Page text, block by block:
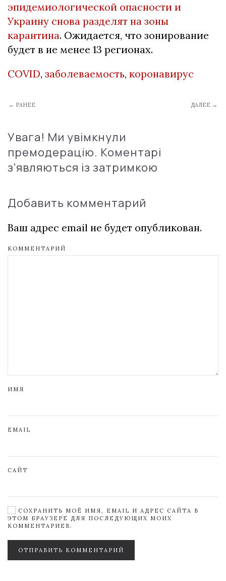
эпидемиологической опасности и
Украину снова разделят на зоны
карантина. Ожидается, что зонирование
будет в не менее 13 регионах.
COVID, заболеваемость, коронавирус
← РАНЕЕ ДАЛЕЕ →
Увага! Ми увімкнули
премодерацію. Коментарі
з'являються із затримкою
Добавить комментарий
Ваш адрес email не будет опубликован.
КОММЕНТАРИЙ
ИМЯ
EMAIL
САЙТ
СОХРАНИТЬ МОЁ ИМЯ, EMAIL И АДРЕС САЙТА В
ЭТОМ БРАУЗЕРЕ ДЛЯ ПОСЛЕДУЮЩИХ МОИХ
КОММЕНТАРИЕВ.
ОТПРАВИТЬ КОММЕНТАРИЙ